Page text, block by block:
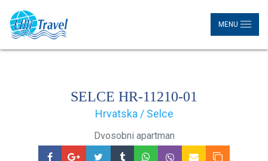
MENU
SELCE HR-11210-01
Hrvatska / Selce
Dvosobni apartman